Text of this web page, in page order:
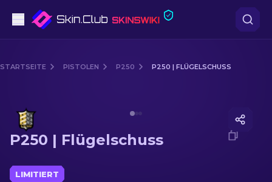
Scharfschützengewehr
Messer
STARTSEITE PISTOLEN P250 P250 | FLÜGELSCHUSS
P250 | Flügelschuss
LIMITIERT